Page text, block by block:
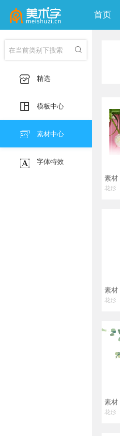
首页

 精选
 模板中心
 素材中心
 字体特效
素材
花形
素材
花形
素材
花形